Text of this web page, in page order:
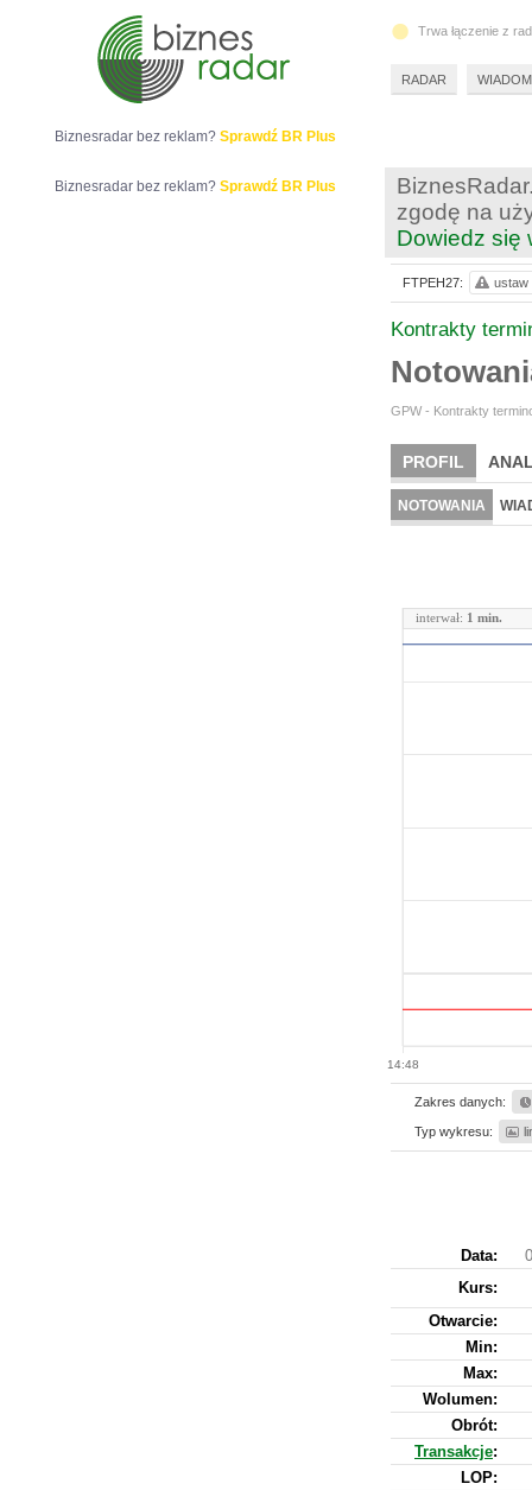
zgodę na
Dowiedz się
Kontrakty
GPW - Kontrakty
PROFIL
NOTOWANIA
14:48
interwał: 1 min.
Zakres danych:
Typ wykresu:
Data:
Kurs:
Otwarcie:
Min:
Max:
Wolumen:
Obrót:
Transakcje:
LOP:
FTPEH27: ustaw
Biznesradar bez reklam? Sprawdź BR Plus
Biznesradar bez reklam? Sprawdź BR Plus
Trwa łączenie z
RADAR